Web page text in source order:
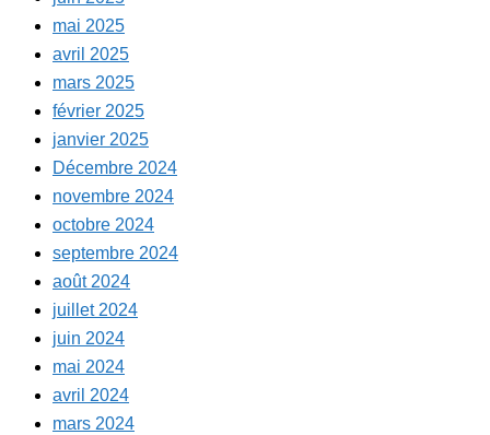
mai 2025
avril 2025
mars 2025
février 2025
janvier 2025
Décembre 2024
novembre 2024
octobre 2024
septembre 2024
août 2024
juillet 2024
juin 2024
mai 2024
avril 2024
mars 2024